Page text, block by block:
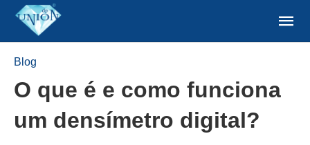
Blog
O que é e como funciona
um densímetro digital?